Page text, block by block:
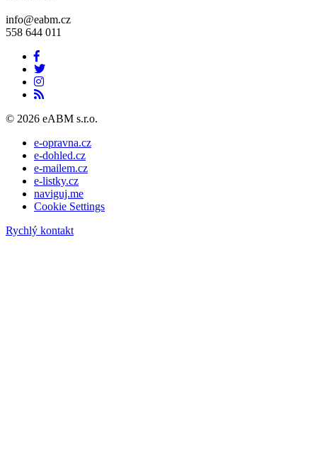
info@eabm.cz
558 644 011
© 2026 eABM s.r.o.
e-opravna.cz
e-dohled.cz
e-mailem.cz
e-listky.cz
naviguj.me
Cookie Settings
Rychlý kontakt